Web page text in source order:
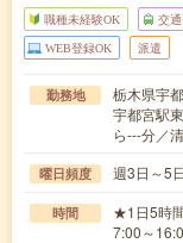
職種未経験OK 交
WEB登録OK 派遣
勤務地
栃木県宇
宇都宮駅
ら---分／
曜日頻度 週3日～5
時間
★1日5時
7:00～